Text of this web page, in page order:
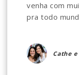
venha com
pra todo
Cathe